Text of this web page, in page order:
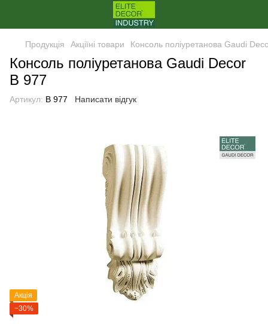
Продукція Акціїні товари Консоль поліуретанова Gaudi
Консоль поліуретанова Gaudi Decor
B 977
Артикул: B 977 Написати відгук
Акція
−30%